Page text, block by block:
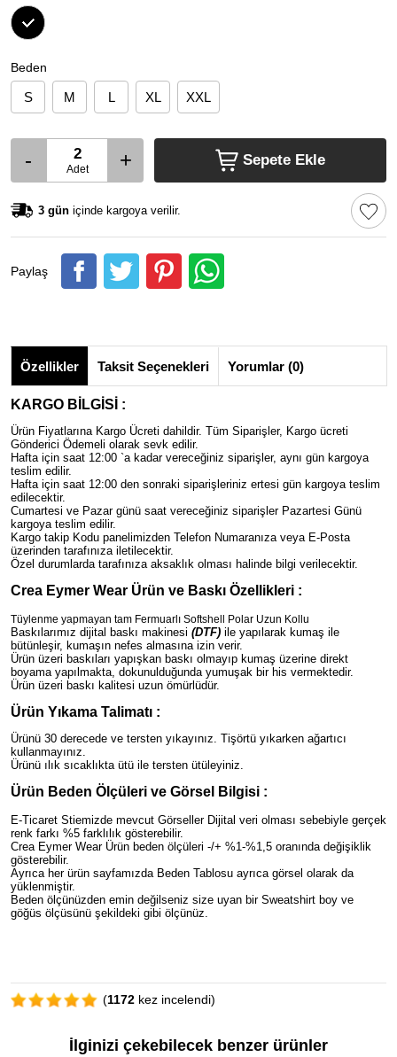
Beden
S M L XL XXL
- Adet + Sepete Ekle
3 gün içinde kargoya verilir.
Paylaş
Özellikler Taksit Seçenekleri Yorumlar (0)
KARGO BİLGİSİ :
Ürün Fiyatlarına Kargo Ücreti dahildir. Tüm Siparişler, Kargo ücreti
Gönderici Ödemeli olarak sevk edilir.
Hafta için saat 12:00 `a kadar vereceğiniz siparişler, aynı gün kargoya
teslim edilir.
Hafta için saat 12:00 den sonraki siparişleriniz ertesi gün kargoya teslim
edilecektir.
Cumartesi ve Pazar günü saat vereceğiniz siparişler Pazartesi Günü
kargoya teslim edilir.
Kargo takip Kodu panelimizden Telefon Numaranıza veya E-Posta
üzerinden tarafınıza iletilecektir.
Özel durumlarda tarafınıza aksaklık olması halinde bilgi verilecektir.
Crea Eymer Wear Ürün ve Baskı Özellikleri :
Tüylenme yapmayan tam Fermuarlı Softshell Polar Uzun Kollu
Baskılarımız dijital baskı makinesi (DTF) ile yapılarak kumaş ile
bütünleşir, kumaşın nefes almasına izin verir.
Ürün üzeri baskıları yapışkan baskı olmayıp kumaş üzerine direkt
boyama yapılmakta, dokunulduğunda yumuşak bir his vermektedir.
Ürün üzeri baskı kalitesi uzun ömürlüdür.
Ürün Yıkama Talimatı :
Ürünü 30 derecede ve tersten yıkayınız. Tişörtü yıkarken ağartıcı
kullanmayınız.
Ürünü ılık sıcaklıkta ütü ile tersten ütüleyiniz.
Ürün Beden Ölçüleri ve Görsel Bilgisi :
E-Ticaret Stiemizde mevcut Görseller Dijital veri olması sebebiyle gerçek
renk farkı %5 farklılık gösterebilir.
Crea Eymer Wear Ürün beden ölçüleri -/+ %1-%1,5 oranında değişiklik
gösterebilir.
Ayrıca her ürün sayfamızda Beden Tablosu ayrıca görsel olarak da
yüklenmiştir.
Beden ölçünüzden emin değilseniz size uyan bir Sweatshirt boy ve
göğüs ölçüsünü şekildeki gibi ölçünüz.
(1172 kez incelendi)
İlginizi çekebilecek benzer ürünler